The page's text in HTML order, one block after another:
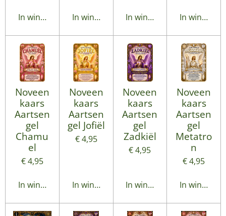
In winkelwagenIn winkelwagenIn winkelwagenIn
Noveen
kaars
Aartsen
gel
Chamu
el
€ 4,95
In winkelwagen
Noveen
kaars
Aartsen
gel Jofiël
€ 4,95
In winkelwagen
Noveen
kaars
Aartsen
gel
Zadkiël
€ 4,95
In winkelwagen
Noveen
kaars
Aartsen
gel
Metatro
n
€ 4,95
In